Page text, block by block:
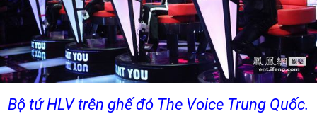
Bộ tứ HLV trên ghế đỏ The Voice Trung Quốc.